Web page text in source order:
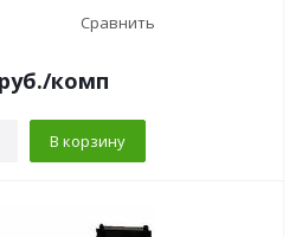
Сравнить
руб./комп
В корзину